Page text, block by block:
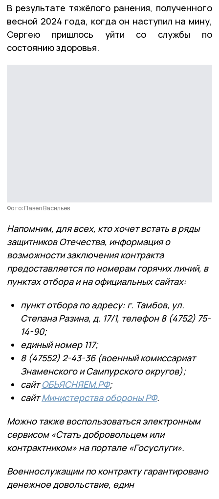
В результате тяжёлого ранения, полученного
весной 2024 года, когда он наступил на мину,
Сергею пришлось уйти со службы по
состоянию здоровья.
Фото: Павел Васильев
Напомним, для всех, кто хочет встать в ряды
защитников Отечества, информация о
возможности заключения контракта
предоставляется по номерам горячих линий, в
пунктах отбора и на официальных сайтах:
пункт отбора по адресу: г. Тамбов, ул.
Степана Разина, д. 17/1, телефон 8 (4752) 75-
14-90;
единый номер 117;
8 (47552) 2-43-36 (военный комиссариат
Знаменского и Сампурского округов);
сайтОБЪЯСНЯЕМ.РФ;
сайтМинистерства обороны РФ.
Можно также воспользоваться электронным
сервисом «Стать добровольцем или
контрактником» на портале «Госуслуги».
Военнослужащим по контракту гарантировано
денежное довольствие, един